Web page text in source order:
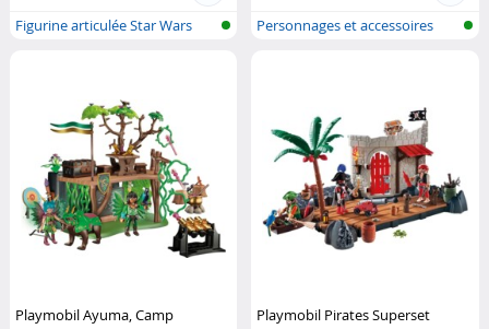
Figurine articulée Star Wars
Personnages et accessoires
Playmobil Ayuma, Camp
Playmobil Pirates Superset